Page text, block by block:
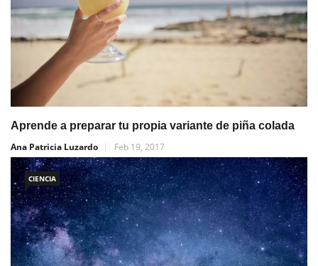
Aprende a preparar tu propia variante de piña colada
Ana Patricia Luzardo
Feb 19, 2017
CIENCIA